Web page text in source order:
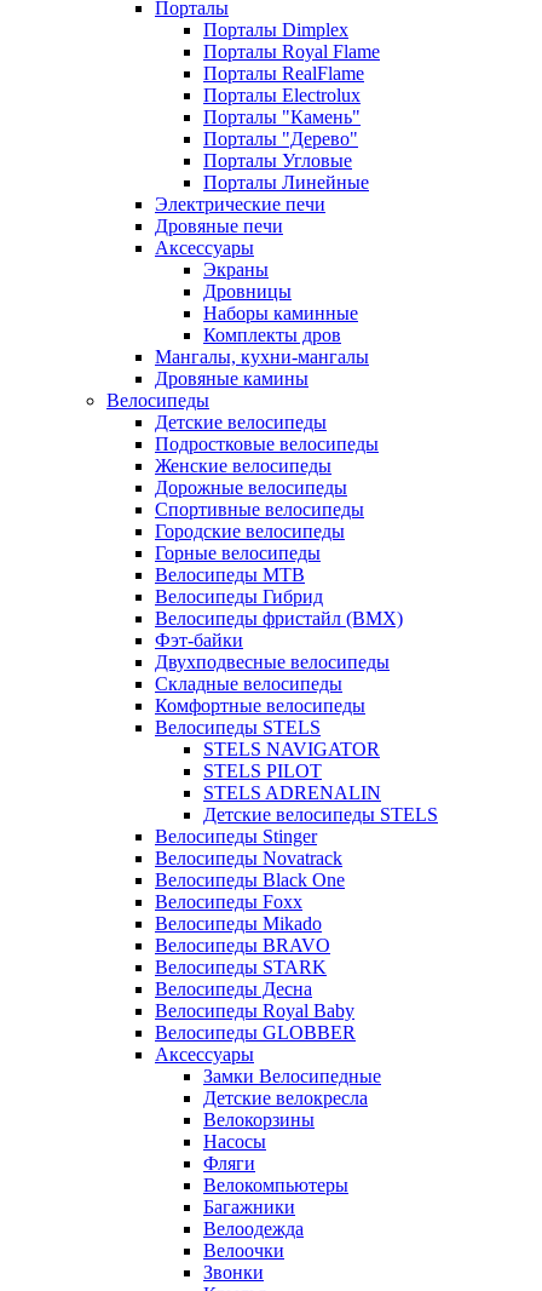
Порталы
Порталы Dimplex
Порталы Royal Flame
Порталы RealFlame
Порталы Electrolux
Порталы "Камень"
Порталы "Дерево"
Порталы Угловые
Порталы Линейные
Электрические печи
Дровяные печи
Аксессуары
Экраны
Дровницы
Наборы каминные
Комплекты дров
Мангалы, кухни-мангалы
Дровяные камины
Велосипеды
Детские велосипеды
Подростковые велосипеды
Женские велосипеды
Дорожные велосипеды
Спортивные велосипеды
Городские велосипеды
Горные велосипеды
Велосипеды MTB
Велосипеды Гибрид
Велосипеды фристайл (BMX)
Фэт-байки
Двухподвесные велосипеды
Складные велосипеды
Комфортные велосипеды
Велосипеды STELS
STELS NAVIGATOR
STELS PILOT
STELS ADRENALIN
Детские велосипеды STELS
Велосипеды Stinger
Велосипеды Novatrack
Велосипеды Black One
Велосипеды Foxx
Велосипеды Mikado
Велосипеды BRAVO
Велосипеды STARK
Велосипеды Десна
Велосипеды Royal Baby
Велосипеды GLOBBER
Аксессуары
Замки Велосипедные
Детские велокресла
Велокорзины
Насосы
Фляги
Велокомпьютеры
Багажники
Велоодежда
Велоочки
Звонки